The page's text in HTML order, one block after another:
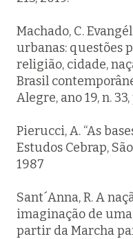
Machado, C.
urbanas: questões
religião, cidade,
Brasil
Alegre, ano 19, n.
Pierucci, A. “As
Estudos Cebrap,
1987
Sant´Anna, R. A
imaginação de
partir da Marcha